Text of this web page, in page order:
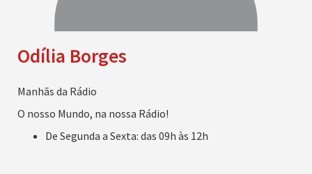
Odília Borges
Manhãs da Rádio
O nosso Mundo, na nossa Rádio!
De Segunda a Sexta: das 09h às 12h